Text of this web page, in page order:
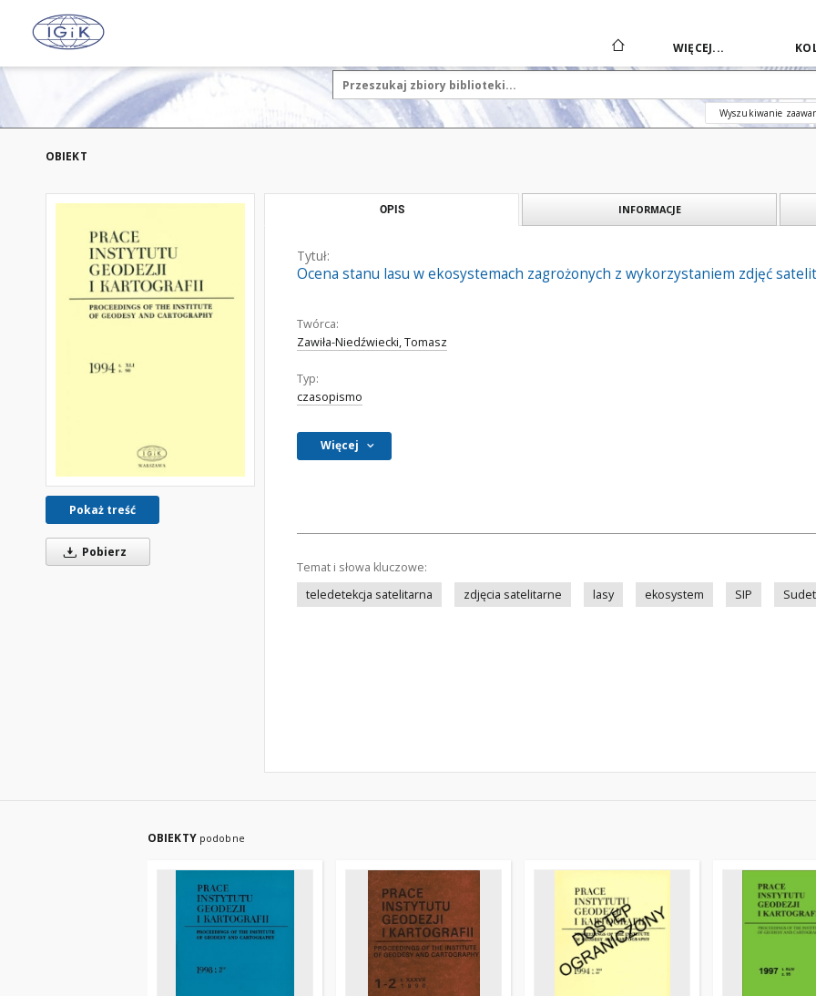
WIĘCEJ...
Wyszukiwanie
OBIEKT
Pokaż treść
Pobierz
OPIS INFORMACJE
Tytuł:
Ocena stanu lasu w ekosystemach zagrożonych z wykorzystaniem zdjęć
Twórca:
Zawiła-Niedźwiecki, Tomasz
Typ:
czasopismo
Więcej
Temat i słowa kluczowe:
teledetekcja satelitarna
zdjęcia satelitarne lasy ekosystem SIP
OBIEKTY podobne